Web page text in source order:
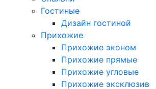
Гостиные
Дизайн гостиной
Прихожие
Прихожие эконом
Прихожие прямые
Прихожие угловые
Прихожие эксклюзив